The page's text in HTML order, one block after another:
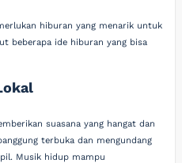
hiburan yang menarik untuk
beberapa ide hiburan yang bisa
suasana yang hangat dan
terbuka dan mengundang
Musik hidup mampu